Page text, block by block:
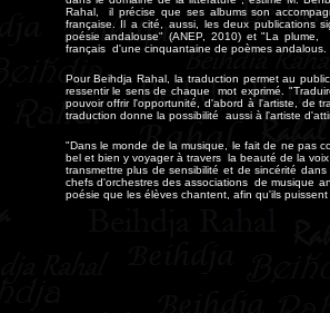
Rahal, il précise que ses albums son
française. Il a cité, aussi, les deux publications
poésie andalouse" (ANEP, 2010) et "La
français d'une cinquantaine de poèmes andalous.
Pour Beihdja Rahal, la traduction permet au
ressentir le sens de chaque mot exprimé.
pouvoir offrir l'opportunité, d'abord à l'artiste, de
traduction donne la possibilité aussi à l'artiste
"Dans le monde de la musique, le fait de ne pas
bel et bien y voyager à travers la beauté de la
transmettre plus de sensibilité et de sincérité
chefs d'orchestres des associations de musique
poésie que les élèves chantent, afin qu'ils